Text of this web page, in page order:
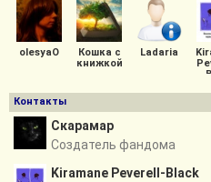
olesyaO
Кошка с
книжкой
Ladaria
Контакты
Скарамар
Создатель фандома
Kiramane Peverell-Black